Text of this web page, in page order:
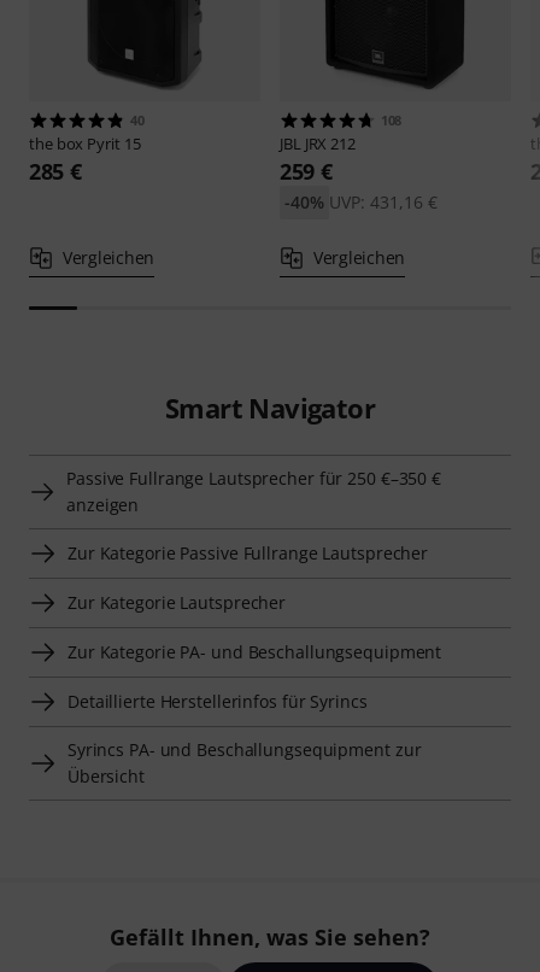
40
the box Pyrit 15
285 €
Vergleichen
108
JBL JRX 212
259 €
UVP: 431,16 €
-40%
Vergleichen
Smart Navigator
Passive Fullrange Lautsprecher für 250 €–350 €
anzeigen
Zur Kategorie Passive Fullrange Lautsprecher
Zur Kategorie Lautsprecher
Zur Kategorie PA- und Beschallungsequipment
Detaillierte Herstellerinfos für Syrincs
Syrincs PA- und Beschallungsequipment zur
Übersicht
Gefällt Ihnen, was Sie sehen?